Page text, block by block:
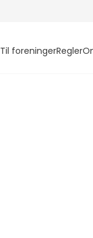
Til foreningerRegler